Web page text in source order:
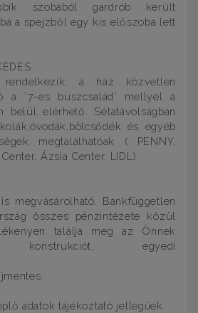
szobából gardrób került
a spejzből egy kis előszoba lett
rendelkezik, a ház közvetlen
a '7-es buszcsalád' mellyel a
belül elérhető. Sétatávolságban
és egyéb
megtalálhatóak ( PENNY,
Ázsia Center, LIDL).
megvásárolható. Bankfüggetlen
összes pénzintézete közül
találja meg az Önnek
konstrukciót, egyedi
adatok tájékoztató jellegűek.